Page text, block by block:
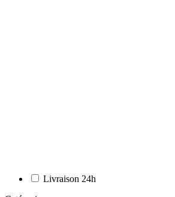
Livraison 24h